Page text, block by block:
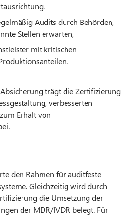
Audits durch Behörden,
Stellen erwarten,
mit kritischen
trägt die Zertifizierung
verbesserten
Erhalt von
den Rahmen für auditfeste
Gleichzeitig wird durch
die Umsetzung der
der MDR/IVDR belegt. Für